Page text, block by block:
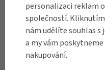
RECENZE
Názory našich
personalizaci reklam
společností.
nám udělíte souhlas s
a my vám
nakupování.